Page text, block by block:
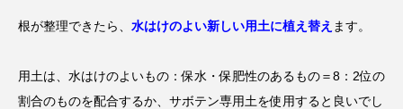
根が整理できたら、 水はけのよい新しい用土に植え替え ます。
用土は、水はけのよいもの：保水・保肥性のあるもの＝8：2位の
割合のものを配合するか、サボテン専用土を使用すると良いでし